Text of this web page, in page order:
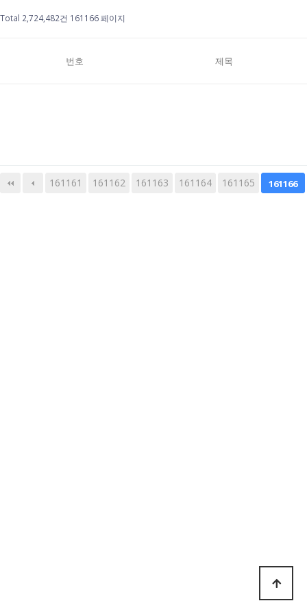
Total 2,724,482건 161166 페이지
번호 제목
161161 161162 161163 161164 161165 161166
다음 맨끝